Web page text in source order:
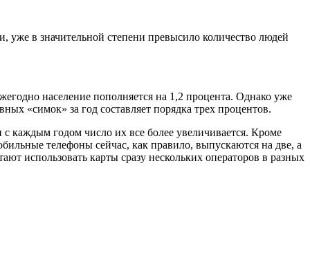
уже в значительной степени превысило количество людей
население пополняется на 1,2 процента. Однако уже
«симок» за год составляет порядка трех процентов.
каждым годом число их все более увеличивается. Кроме
телефоны сейчас, как правило, выпускаются на две, а
использовать карты сразу нескольких операторов в разных